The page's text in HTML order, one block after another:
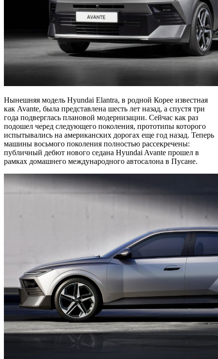
Нынешняя модель Hyundai Elantra, в родной Корее известная
как Avante, была представлена шесть лет назад, а спустя три
года подверглась плановой модернизации. Сейчас как раз
подошел черед следующего поколения, прототипы которого
испытывались на американских дорогах еще год назад. Теперь
машины восьмого поколения полностью рассекречены:
публичный дебют нового седана Hyundai Avante прошел в
рамках домашнего международного автосалона в Пусане.